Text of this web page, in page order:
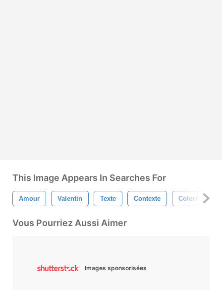
This Image Appears In Searches For
Amour Valentin Texte Contexte Coloré
Vous Pourriez Aussi Aimer
Images sponsorisées